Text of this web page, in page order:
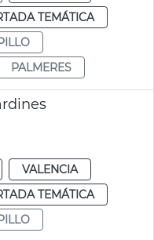
TEMÁTICA
PALMERES
VALENCIA
TEMÁTICA